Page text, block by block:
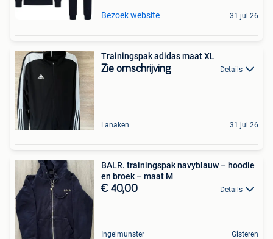
Bezoek website 31 jul 26
Trainingspak adidas maat XL
Zie omschrijving Details
Lanaken 31 jul 26
BALR. trainingspak navyblauw – hoodie
en broek – maat M
€ 40,00 Details
Ingelmunster Gisteren